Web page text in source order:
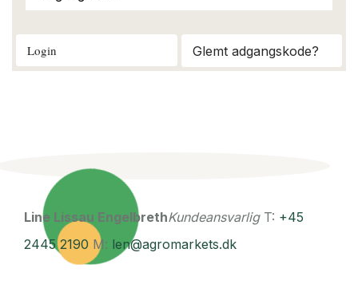
Login Glemt adgangskode?
Line Lissau EngelbrethKundeansvarligT: +45
2445 2190 M: len@agromarkets.dk